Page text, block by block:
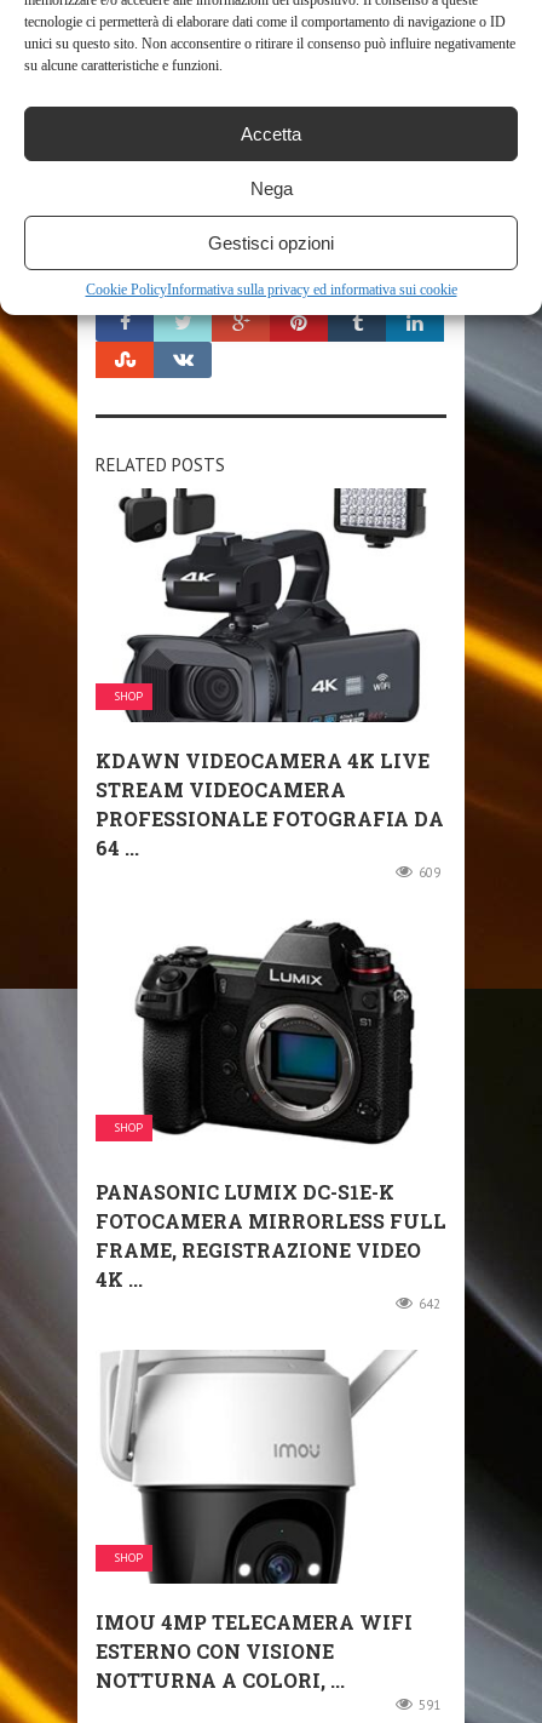
tecnologie ci permetterà di elaborare dati come il comportamento di navigazione o ID
unici su questo sito. Non acconsentire o ritirare il consenso può influire negativamente
su alcune caratteristiche e funzioni.
Accetta
Nega
Gestisci opzioni
Cookie PolicyInformativa sulla privacy ed informativa sui cookie
MICROSCOPIO BAMBINI
MICROSCOPIO DIGITALE
MICROSCOPIO ELETTRONICO
MICROSCOPIO OTTICO
TELESCOPIO CELESTRON
TELESCOPIO PROFESSIONALE
SHARE THIS POST
RELATED POSTS
SHOP
KDAWN VIDEOCAMERA 4K LIVE
STREAM VIDEOCAMERA
PROFESSIONALE FOTOGRAFIA DA
64 ...
609
SHOP
PANASONIC LUMIX DC-S1E-K
FOTOCAMERA MIRRORLESS FULL
FRAME, REGISTRAZIONE VIDEO
4K ...
642
SHOP
IMOU 4MP TELECAMERA WIFI
ESTERNO CON VISIONE
NOTTURNA A COLORI, ...
591